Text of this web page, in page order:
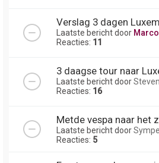
Verslag 3 dagen
Laatste bericht door
Reacties: 11
3 daagse tour naar
Laatste bericht door
Reacties: 16
Metde vespa naar het
Laatste bericht door
Reacties: 5